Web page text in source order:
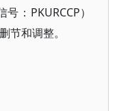
：PKURCCP）
节和调整。